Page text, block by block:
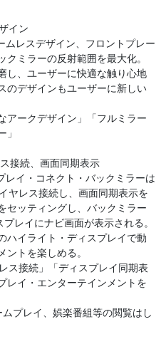
イン
レスデザイン、フロントプレー
クミラーの反射範囲を最大化。
し、ユーザーに快適な触り心地
のデザインもユーザーに新しい
アークデザイン」「フルミラー
接続、画面同期表示
イ・コネクト・バックミラーは
ヤレス接続し、画面同期表示を
セッティングし、バックミラー
レイにナビ画面が表示される。
ハイライト・ディスプレイで動
トを楽しめる。
ス接続」「ディスプレイ同期表
レイ・エンターテインメントを
プレイ、娯楽番組等の閲覧はし